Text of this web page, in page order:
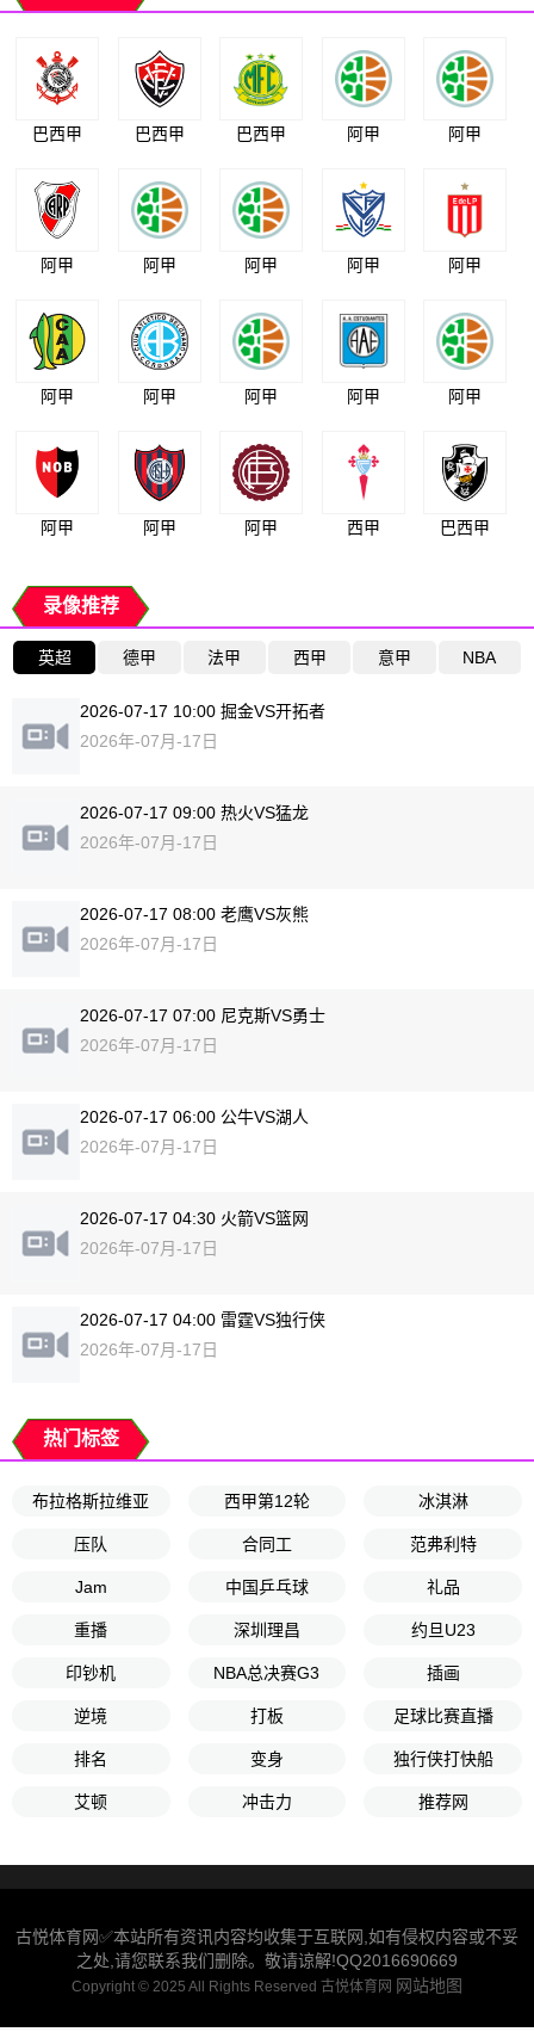
巴西甲 巴西甲 巴西甲 阿甲 阿甲
阿甲 阿甲 阿甲 阿甲 阿甲
阿甲 阿甲 阿甲 阿甲 阿甲
阿甲 阿甲 阿甲 西甲 巴西甲
录像推荐
英超 德甲 法甲 西甲 意甲 NBA
2026-07-17 10:00 掘金VS开拓者
2026年-07月-17日
2026-07-17 09:00 热火VS猛龙
2026年-07月-17日
2026-07-17 08:00 老鹰VS灰熊
2026年-07月-17日
2026-07-17 07:00 尼克斯VS勇士
2026年-07月-17日
2026-07-17 06:00 公牛VS湖人
2026年-07月-17日
2026-07-17 04:30 火箭VS篮网
2026年-07月-17日
2026-07-17 04:00 雷霆VS独行侠
2026年-07月-17日
热门标签
布拉格斯拉维亚 西甲第12轮 冰淇淋
压队 合同工 范弗利特
Jam 中国乒乓球 礼品
重播 深圳理昌 约旦U23
印钞机 NBA总决赛G3 插画
逆境 打板 足球比赛直播
排名 变身 独行侠打快船
艾顿 冲击力 推荐网
古悦体育网✅本站所有资讯内容均收集于互联网,如有侵权内容或不妥
之处,请您联系我们删除。敬请谅解!QQ2016690669
Copyright © 2025 All Rights Reserved 古悦体育网 网站地图